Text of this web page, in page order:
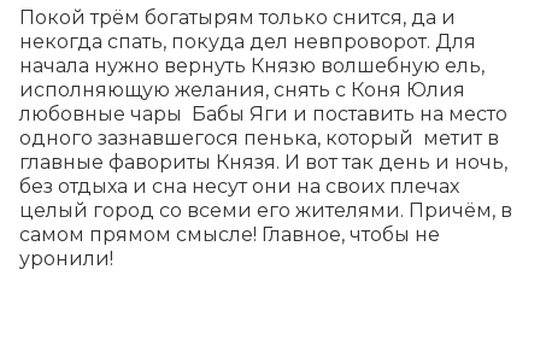
Покой трём богатырям только снится, да и
некогда спать, покуда дел невпроворот. Для
начала нужно вернуть Князю волшебную ель,
исполняющую желания, снять с Коня Юлия
любовные чары  Бабы Яги и поставить на место
одного зазнавшегося пенька, который  метит в
главные фавориты Князя. И вот так день и ночь,
без отдыха и сна несут они на своих плечах
целый город со всеми его жителями. Причём, в
самом прямом смысле! Главное, чтобы не
уронили!